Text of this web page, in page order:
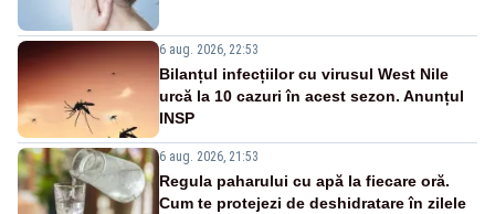
6 aug. 2026, 22:53
Bilanțul infecțiilor cu virusul West Nile
urcă la 10 cazuri în acest sezon. Anunțul
INSP
6 aug. 2026, 21:53
Regula paharului cu apă la fiecare oră.
Cum te protejezi de deshidratare în zilele